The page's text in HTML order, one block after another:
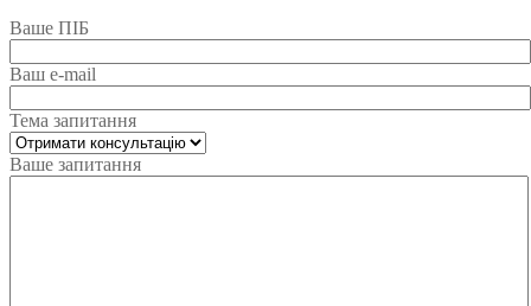
Ваше ПІБ
Ваш e-mail
Тема запитання
Ваше запитання